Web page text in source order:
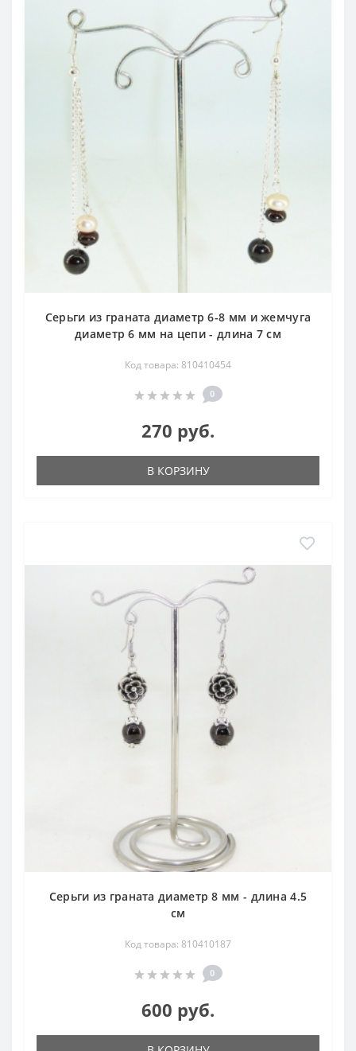
Серьги из граната диаметр 6-8 мм и жемчуга
диаметр 6 мм на цепи - длина 7 см
Код товара: 810410454
0
270 руб.
В КОРЗИНУ
Серьги из граната диаметр 8 мм - длина 4.5
см
Код товара: 810410187
0
600 руб.